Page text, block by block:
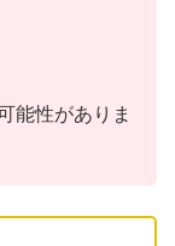
能性がありま